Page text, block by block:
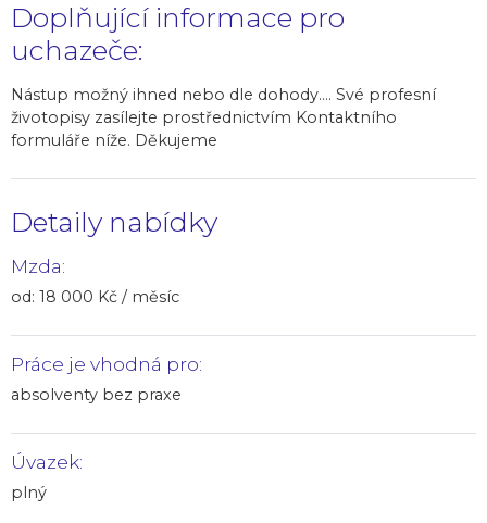
Doplňující informace pro
uchazeče:
Nástup možný ihned nebo dle dohody.... Své profesní
životopisy zasílejte prostřednictvím Kontaktního
formuláře níže. Děkujeme
Detaily nabídky
Mzda:
od: 18 000 Kč / měsíc
Práce je vhodná pro:
absolventy bez praxe
Úvazek:
plný